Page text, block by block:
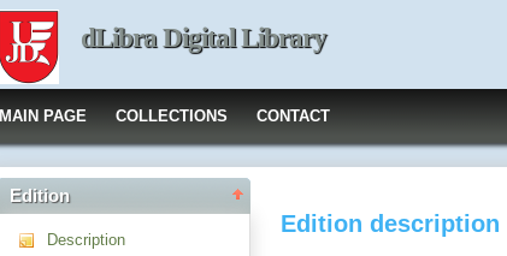
dLibra Digital Library
MAIN PAGE COLLECTIONS CONTACT
Edition
Description
Edition description